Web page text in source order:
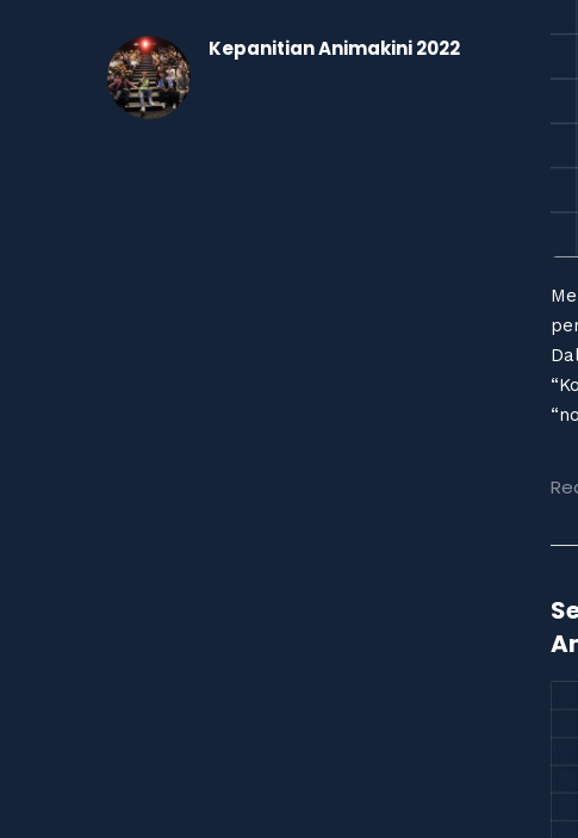
Kepanitian Animakini 2022